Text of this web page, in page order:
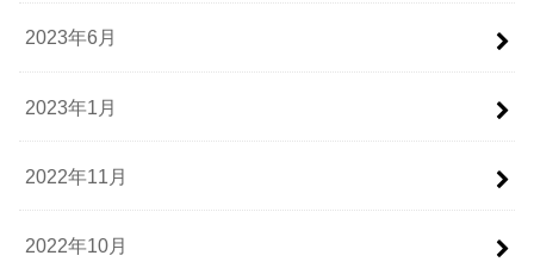
2023年6月
2023年1月
2022年11月
2022年10月